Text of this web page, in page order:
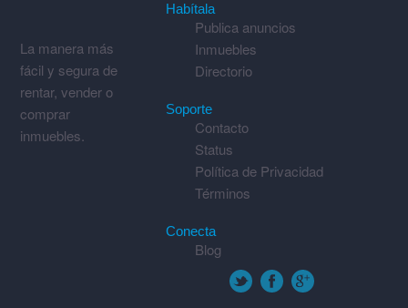
La manera más
fácil y segura de
rentar, vender o
comprar
inmuebles.
Habítala
Publica anuncios
Inmuebles
Directorio
Soporte
Contacto
Status
Política de Privacidad
Términos
Conecta
Blog